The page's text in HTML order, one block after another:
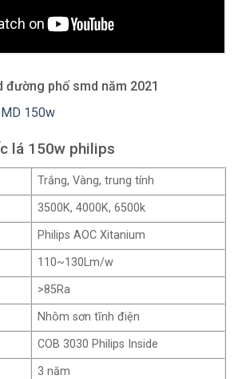
đường phố smd năm 2021
150w
lá 150w philips
Trắng, Vàng, trung tính
3500K, 4000K, 6500k
Philips AOC Xitanium
110~130Lm/w
>85Ra
Nhôm sơn tĩnh điện
COB 3030 Philips Inside
3 năm